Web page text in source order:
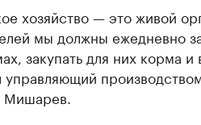
хозяйство — это живой
мы должны ежедневно
закупать для них корма
управляющий